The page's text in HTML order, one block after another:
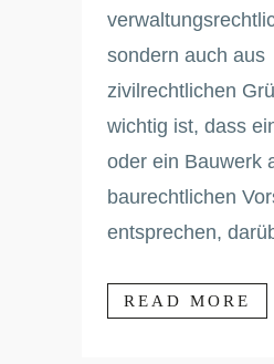
sondern auch aus
zivilrechtlichen
wichtig ist, dass
oder ein Bauwerk
baurechtlichen
entsprechen,
READ MORE